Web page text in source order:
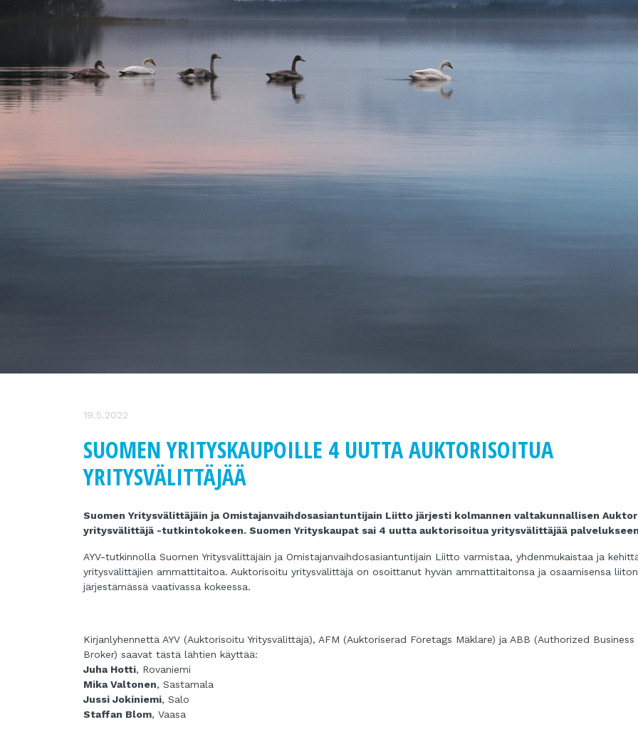
19.5.2022
SUOMEN YRITYSKAUPOILLE 4 UUTTA AUKTORISOITUA
YRITYSVÄLITTÄJÄÄ
Suomen Yritysvälittäjäin ja Omistajanvaihdosasiantuntijain Liitto järjesti kolmannen valtakunnallisen
yritysvälittäjä -tutkintokokeen. Suomen Yrityskaupat sai 4 uutta auktorisoitua yritysvälittäjää
AYV-tutkinnolla Suomen Yritysvälittäjäin ja Omistajanvaihdosasiantuntijain Liitto varmistaa, yhdenmukaistaa ja
yritysvälittäjien ammattitaitoa. Auktorisoitu yritysvälittäjä on osoittanut hyvän ammattitaitonsa ja osaamisensa liiton
järjestämässä vaativassa kokeessa.
Kirjanlyhennettä AYV (Auktorisoitu Yritysvälittäjä), AFM (Auktoriserad Företags Mäklare) ja ABB (Authorized Business
Broker) saavat tästä lähtien käyttää:
Juha Hotti, Rovaniemi
Mika Valtonen, Sastamala
Jussi Jokiniemi, Salo
Staffan Blom, Vaasa